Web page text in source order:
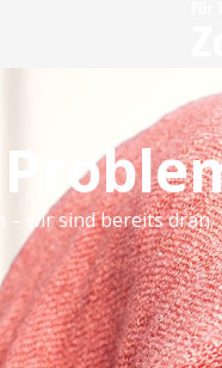
– wir sind bereits dran.